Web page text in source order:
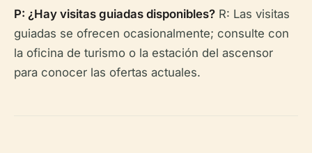
P: ¿Hay visitas guiadas disponibles? R: Las visitas
guiadas se ofrecen ocasionalmente; consulte con
la oficina de turismo o la estación del ascensor
para conocer las ofertas actuales.